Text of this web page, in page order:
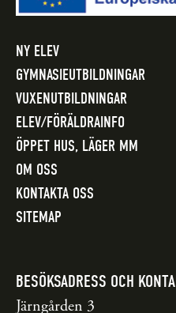
NY ELEV
GYMNASIEUTBILDNINGAR
VUXENUTBILDNINGAR
ELEV/FÖRÄLDRAINFO
ÖPPET HUS, LÄGER MM
OM OSS
KONTAKTA OSS
SITEMAP
BESÖKSADRESS OCH
Järngården 3